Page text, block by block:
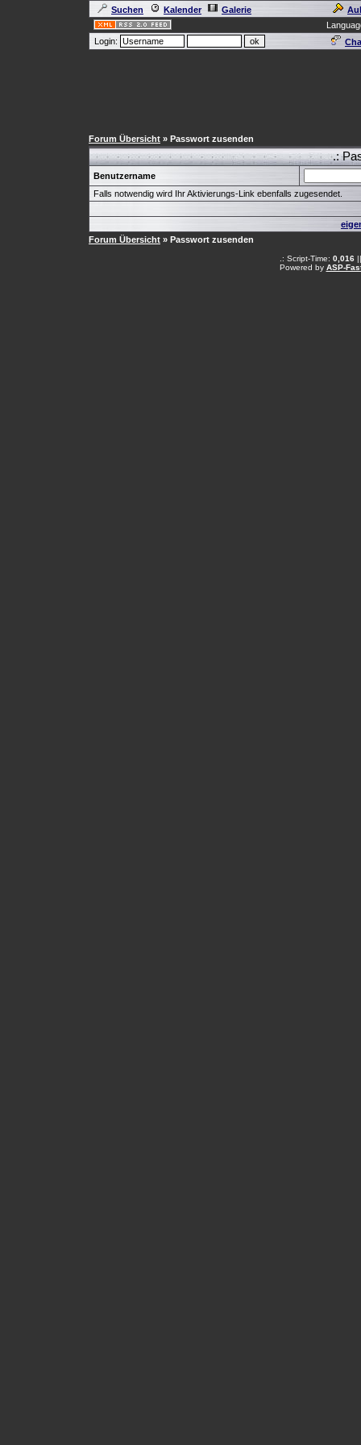
Suchen Kalender Galerie
Login:
Forum Übersicht » Passwort zusenden
.:
Benutzername
Falls notwendig wird Ihr Aktivierungs-Link ebenfalls zugesendet.
Forum Übersicht » Passwort zusenden
.: Script-Time: 0,016||
Powered by ASP-